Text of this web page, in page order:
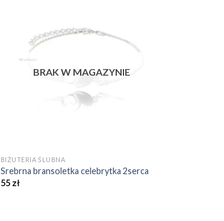
BRAK W MAGAZYNIE
BIŻUTERIA ŚLUBNA
Srebrna bransoletka celebrytka 2serca
55 zł